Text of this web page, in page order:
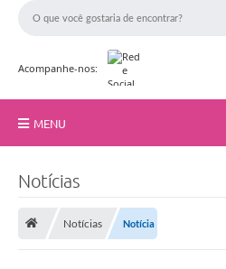
Acompanhe-nos:
MENU
Notícias
Notícias Notícia